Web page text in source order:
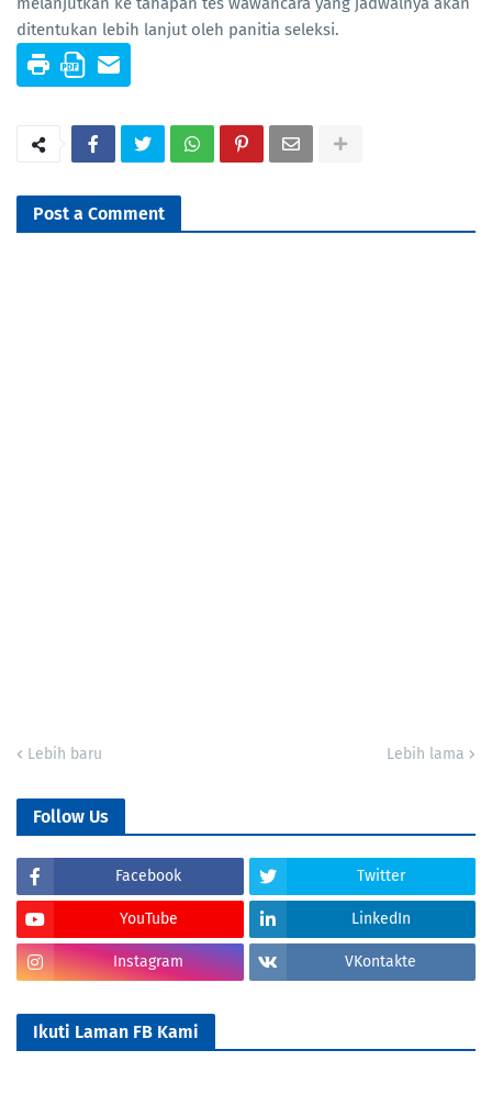
ditentukan lebih lanjut oleh panitia seleksi.
Post a Comment
Lebih baru Lebih lama
Follow Us
Facebook Twitter
YouTube LinkedIn
Instagram VKontakte
Ikuti Laman FB Kami